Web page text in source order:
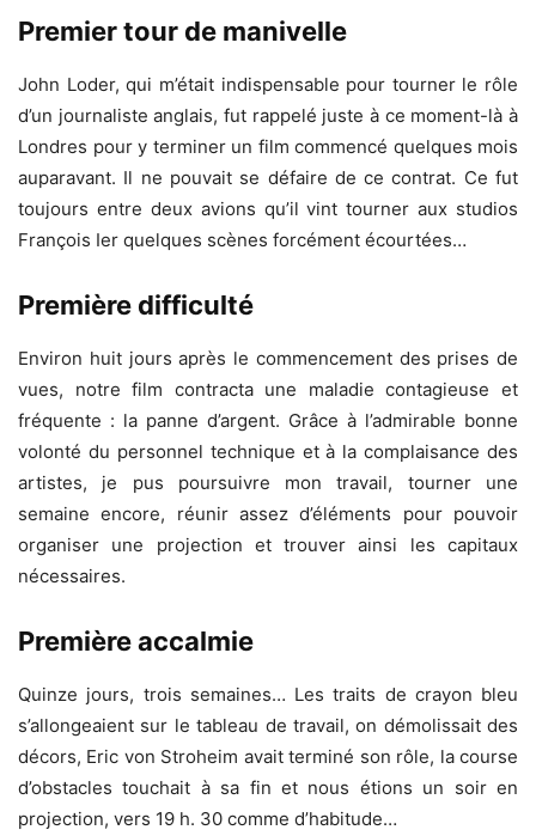
Premier tour de manivelle
John Loder, qui m’était indispensable pour tourner le rôle
d’un journaliste anglais, fut rappelé juste à ce moment-là à
Londres pour y terminer un film commencé quelques mois
auparavant. Il ne pouvait se défaire de ce contrat. Ce fut
toujours entre deux avions qu’il vint tourner aux studios
François Ier quelques scènes forcément écourtées…
Première difficulté
Environ huit jours après le commencement des prises de
vues, notre film contracta une maladie contagieuse et
fréquente : la panne d’argent. Grâce à l’admirable bonne
volonté du personnel technique et à la complaisance des
artistes, je pus poursuivre mon travail, tourner une
semaine encore, réunir assez d’éléments pour pouvoir
organiser une projection et trouver ainsi les capitaux
nécessaires.
Première accalmie
Quinze jours, trois semaines… Les traits de crayon bleu
s’allongeaient sur le tableau de travail, on démolissait des
décors, Eric von Stroheim avait terminé son rôle, la course
d’obstacles touchait à sa fin et nous étions un soir en
projection, vers 19 h. 30 comme d’habitude…